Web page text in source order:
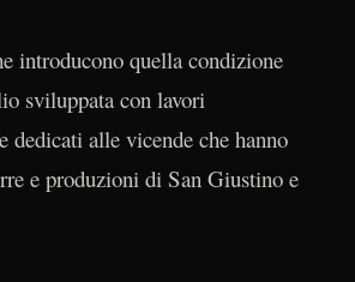
introducono quella condizione
sviluppata con lavori
dedicati alle vicende che hanno
e produzioni di San Giustino e